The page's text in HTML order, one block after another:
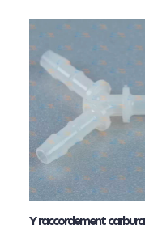
Y raccordement